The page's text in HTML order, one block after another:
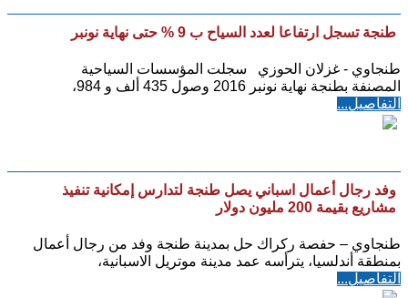
طنجة تسجل ارتفاعا لعدد السياح ب 9 % حتى نهاية نونبر
طنجاوي - غزلان الحوزي سجلت المؤسسات السياحية
المصنفة بطنجة نهاية نونبر 2016 وصول 435 ألف و 984،
التفاصيل...
وفد رجال أعمال اسباني يصل طنجة لتدارس إمكانية تنفيذ
مشاريع بقيمة 200 مليون دولار
طنجاوي – حفصة ركراك حل بمدينة طنجة وفد من رجال أعمال
بمنطقة أندلسيا، يترأسه عمد مدينة موتريل الاسبانية،
التفاصيل...